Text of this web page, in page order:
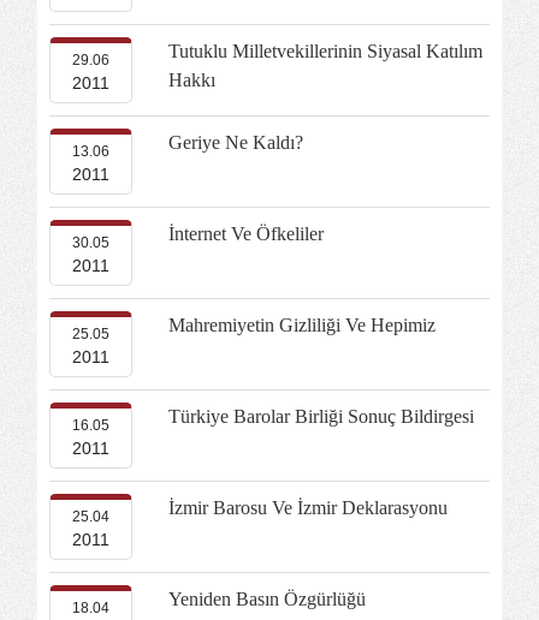
29.06
2011
Tutuklu Milletvekillerinin Siyasal Katılım
Hakkı
13.06
2011
Geriye Ne Kaldı?
30.05
2011
İnternet Ve Öfkeliler
25.05
2011
Mahremiyetin Gizliliği Ve Hepimiz
16.05
2011
Türkiye Barolar Birliği Sonuç Bildirgesi
25.04
2011
İzmir Barosu Ve İzmir Deklarasyonu
18.04 Yeniden Basın Özgürlüğü